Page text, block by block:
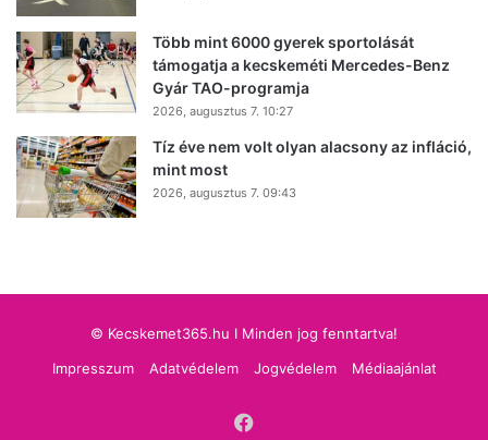
Több mint 6000 gyerek sportolását
támogatja a kecskeméti Mercedes-Benz
Gyár TAO-programja
2026, augusztus 7. 10:27
Tíz éve nem volt olyan alacsony az infláció,
mint most
2026, augusztus 7. 09:43
© Kecskemet365.hu I Minden jog fenntartva!
Impresszum
Adatvédelem Jogvédelem Médiaajánlat
Facebook